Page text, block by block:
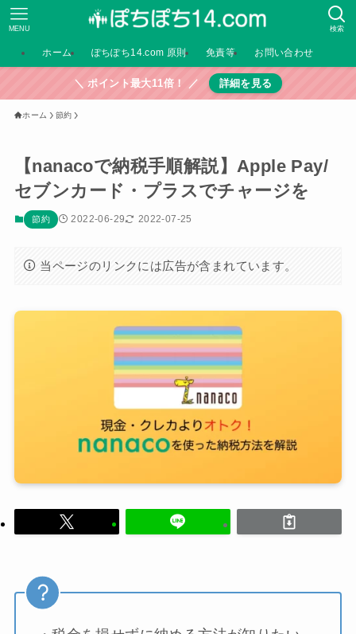
検索
MENU
ホーム ぽちぽち14.com 原則 免責等 お問い合わせ
＼ ポイント最大11倍！ ／ 詳細を見る
ホーム 節約
【nanacoで納税手順解説】Apple Pay/
セブンカード・プラスでチャージを
節約 2022-06-29 2022-07-25
当ページのリンクには広告が含まれています。